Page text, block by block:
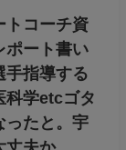
いう期待が
返信